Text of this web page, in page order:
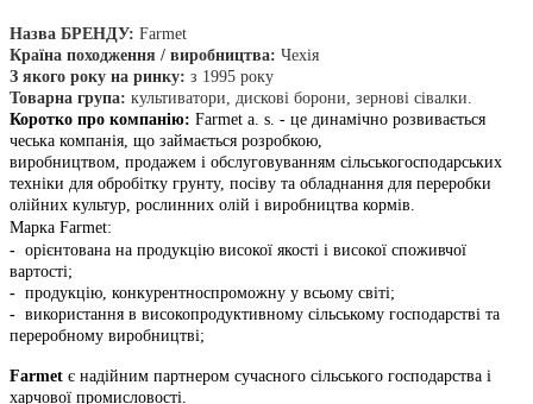
Назва БРЕНДУ: Farmet
Країна походження / виробництва: Чехія
З якого року на ринку: з 1995 року
Товарна група: культиватори, дискові борони, зернові сівалки.
Коротко про компанію: Farmet a. s. - це динамічно розвивається
чеська компанія, що займається розробкою,
виробництвом, продажем і обслуговуванням сільськогосподарських
техніки для обробітку грунту, посіву та обладнання для переробки
олійних культур, рослинних олій і виробництва кормів.
Марка Farmet:
- орієнтована на продукцію високої якості і високої споживчої
вартості;
- продукцію, конкурентноспроможну у всьому світі;
- використання в високопродуктивному сільському господарстві та
переробному виробництві;
Farmet є надійним партнером сучасного сільського господарства і
харчової промисловості.